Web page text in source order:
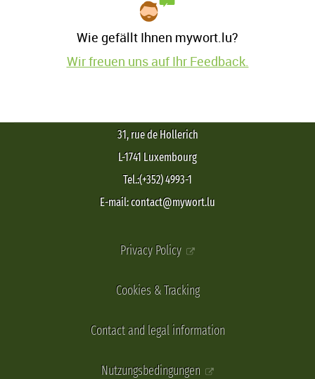
Wie gefällt Ihnen mywort.lu?
Wir freuen uns auf Ihr Feedback.
31, rue de Hollerich
L-1741 Luxembourg
Tel.:(+352) 4993-1
E-mail: contact@mywort.lu
Privacy Policy
Cookies & Tracking
Contact and legal information
Nutzungsbedingungen